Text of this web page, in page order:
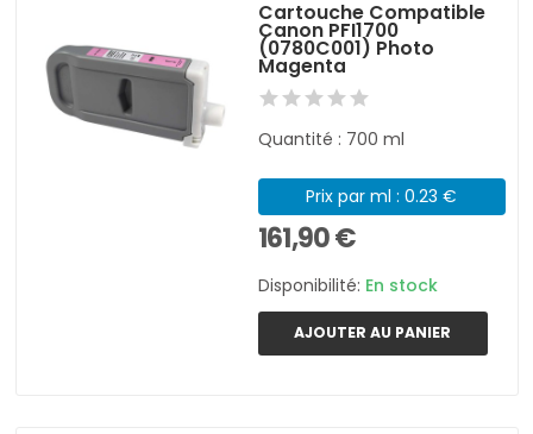
Cartouche Compatible
Canon PFI1700
(0780C001) Photo
Magenta
Quantité : 700 ml
Prix par ml : 0.23 €
161,90 €
Disponibilité: En stock
AJOUTER AU PANIER